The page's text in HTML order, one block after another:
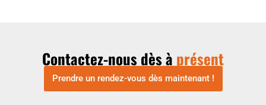
Contactez-nous dès à présent
Prendre un rendez-vous dès maintenant !